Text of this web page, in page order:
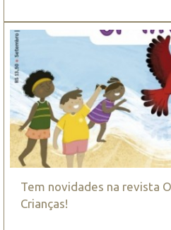
Tem novidades na revista
Crianças!